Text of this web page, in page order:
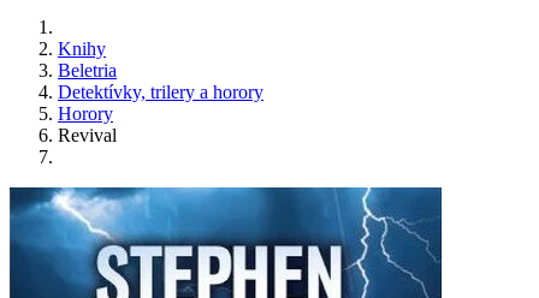
Knihy
Beletria
Detektívky, trilery a horory
Horory
Revival